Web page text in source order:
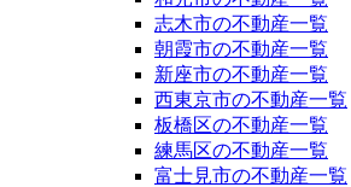
志木市の不動産一覧
朝霞市の不動産一覧
新座市の不動産一覧
西東京市の不動産一覧
板橋区の不動産一覧
練馬区の不動産一覧
富士見市の不動産一覧